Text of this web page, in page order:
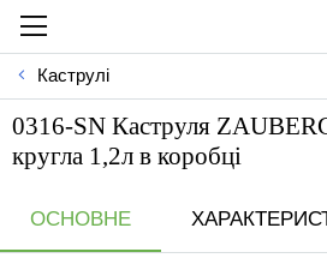
Каструлі
0316-SN Каструля
кругла 1,2л в коробці
ОСНОВНЕ